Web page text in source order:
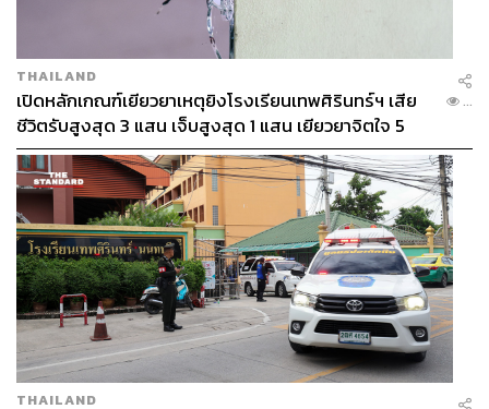
THAILAND
เปิดหลักเกณฑ์เยียวยาเหตุยิงโรงเรียนเทพศิรินทร์ฯ เสีย
ชีวิตรับสูงสุด 3 แสน เจ็บสูงสุด 1 แสน เยียวยาจิตใจ 5
ระดับ
...
THAILAND